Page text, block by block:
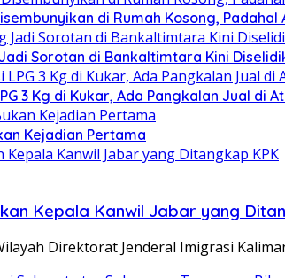
di Rumah Kosong,
Sorotan di Bankaltimtara Kini
3 Kg di Kukar, Ada Pangkalan Jual di
Kejadian Pertama
Kepala Kanwil Jabar yang
Direktorat Jenderal Imigrasi